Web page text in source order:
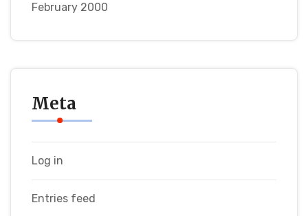
February 2000
Meta
Log in
Entries feed